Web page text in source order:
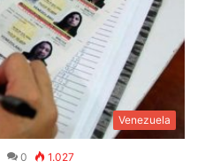
Venezuela
0 1.027